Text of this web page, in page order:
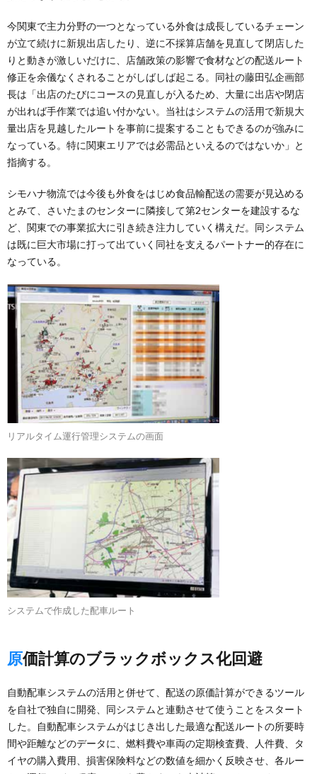
今関東で主力分野の一つとなっている外食は成長しているチェーン
が立て続けに新規出店したり、逆に不採算店舗を見直して閉店した
りと動きが激しいだけに、店舗政策の影響で食材などの配送ルート
修正を余儀なくされることがしばしば起こる。同社の藤田弘企画部
長は「出店のたびにコースの見直しが入るため、大量に出店や閉店
が出れば手作業では追い付かない。当社はシステムの活用で新規大
量出店を見越したルートを事前に提案することもできるのが強みに
なっている。特に関東エリアでは必需品といえるのではないか」と
指摘する。
シモハナ物流では今後も外食をはじめ食品輸配送の需要が見込める
とみて、さいたまのセンターに隣接して第2センターを建設するな
ど、関東での事業拡大に引き続き注力していく構えだ。同システム
は既に巨大市場に打って出ていく同社を支えるパートナー的存在に
なっている。
リアルタイム運行管理システムの画面
システムで作成した配車ルート
原価計算のブラックボックス化回避
自動配車システムの活用と併せて、配送の原価計算ができるツール
を自社で独自に開発、同システムと連動させて使うことをスタート
した。自動配車システムがはじき出した最適な配送ルートの所要時
間や距離などのデータに、燃料費や車両の定期検査費、人件費、タ
イヤの購入費用、損害保険料などの数値を細かく反映させ、各ルー